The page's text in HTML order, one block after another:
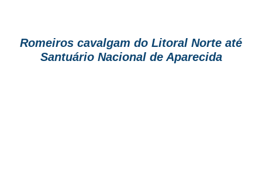
Romeiros cavalgam do Litoral Norte até
Santuário Nacional de Aparecida